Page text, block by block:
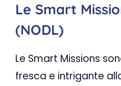
Le Smart
(NODL)
Le Smart Missions
fresca e intrigante